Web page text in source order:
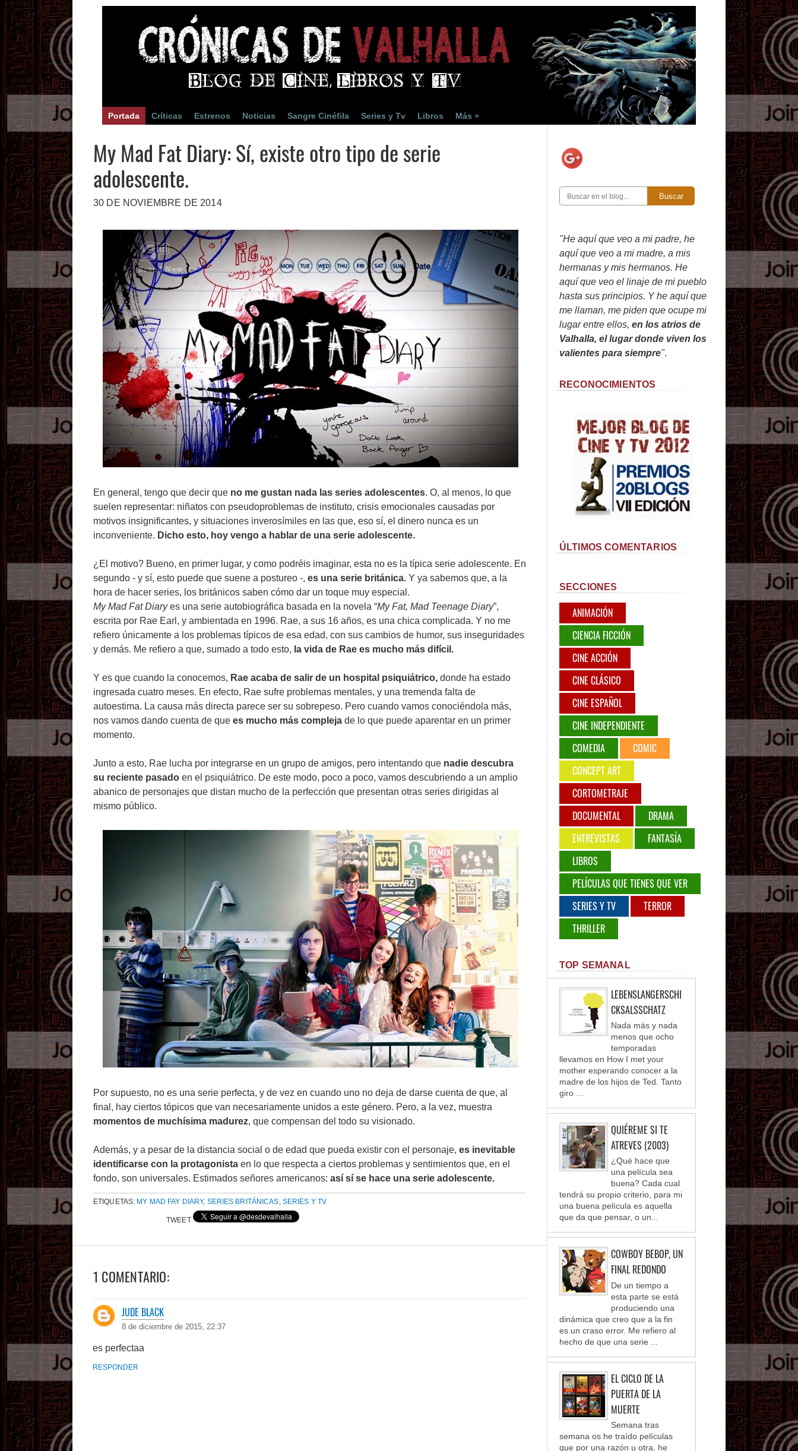
Portada Críticas Estrenos Noticias Sangre Cinéfila Series y Tv Libros Más »
My Mad Fat Diary: Sí, existe otro tipo de serie
adolescente.
30 DE NOVIEMBRE DE 2014
En general, tengo que decir que no me gustan nada las series adolescentes. O, al menos, lo que
suelen representar: niñatos con pseudoproblemas de instituto, crisis emocionales causadas por
motivos insignificantes, y situaciones inverosímiles en las que, eso sí, el dinero nunca es un
inconveniente. Dicho esto, hoy vengo a hablar de una serie adolescente.
¿El motivo? Bueno, en primer lugar, y como podréis imaginar, esta no es la típica serie adolescente. En
segundo - y sí, esto puede que suene a postureo -, es una serie británica. Y ya sabemos que, a la
hora de hacer series, los británicos saben cómo dar un toque muy especial.
My Mad Fat Diaryes una serie autobiográfica basada en la novela “My Fat, Mad Teenage Diary”,
escrita por Rae Earl, y ambientada en 1996. Rae, a sus 16 años, es una chica complicada. Y no me
refiero únicamente a los problemas típicos de esa edad, con sus cambios de humor, sus inseguridades
y demás. Me refiero a que, sumado a todo esto, la vida de Rae es mucho más difícil.
Y es que cuando la conocemos, Rae acaba de salir de un hospital psiquiátrico, donde ha estado
ingresada cuatro meses. En efecto, Rae sufre problemas mentales, y una tremenda falta de
autoestima. La causa más directa parece ser su sobrepeso. Pero cuando vamos conociéndola más,
nos vamos dando cuenta de que es mucho más compleja de lo que puede aparentar en un primer
momento.
Junto a esto, Rae lucha por integrarse en un grupo de amigos, pero intentando que nadie descubra
su reciente pasado en el psiquiátrico. De este modo, poco a poco, vamos descubriendo a un amplio
abanico de personajes que distan mucho de la perfección que presentan otras series dirigidas al
mismo público.
Por supuesto, no es una serie perfecta, y de vez en cuando uno no deja de darse cuenta de que, al
final, hay ciertos tópicos que van necesariamente unidos a este género. Pero, a la vez, muestra
momentos de muchísima madurez, que compensan del todo su visionado.
Además, y a pesar de la distancia social o de edad que pueda existir con el personaje, es inevitable
identificarse con la protagonista en lo que respecta a ciertos problemas y sentimientos que, en el
fondo, son universales. Estimados señores americanos: así sí se hace una serie adolescente.
ETIQUETAS: MY MAD FAY DIARY, SERIES BRITÁNICAS, SERIES Y TV
TWEET
1 COMENTARIO:
JUDE BLACK
8 de diciembre de 2015, 22:37
es perfectaa
RESPONDER
Buscar
"He aquí que veo a mi padre, he
aquí que veo a mi madre, a mis
hermanas y mis hermanos. He
aquí que veo el linaje de mi pueblo
hasta sus principios. Y he aquí que
me llaman, me piden que ocupe mi
lugar entre ellos, en los atrios de
Valhalla, el lugar donde viven los
valientes para siempre".
RECONOCIMIENTOS
ÚLTIMOS COMENTARIOS
SECCIONES
ANIMACIÓN
CIENCIA FICCIÓN
CINE ACCIÓN
CINE CLÁSICO
CINE ESPAÑOL
CINE INDEPENDIENTE
COMEDIA
COMIC
CONCEPT ART
CORTOMETRAJE
DOCUMENTAL
DRAMA
ENTREVISTAS
FANTASÍA
LIBROS
PELÍCULAS QUE TIENES QUE VER
SERIES Y TV
TERROR
THRILLER
TOP SEMANAL
LEBENSLANGERSCHI
CKSALSSCHATZ
Nada más y nada
menos que ocho
temporadas
llevamos en How I met your
mother esperando conocer a la
madre de los hijos de Ted. Tanto
giro ...
QUIÉREME SI TE
ATREVES (2003)
¿Qué hace que
una película sea
buena? Cada cual
tendrá su propio criterio, para mi
una buena película es aquella
que da que pensar, o un...
COWBOY BEBOP, UN
FINAL REDONDO
De un tiempo a
esta parte se está
produciendo una
dinámica que creo que a la fin
es un craso error. Me refiero al
hecho de que una serie ...
EL CICLO DE LA
PUERTA DE LA
MUERTE
Semana tras
semana os he traído películas
que por una razón u otra, he